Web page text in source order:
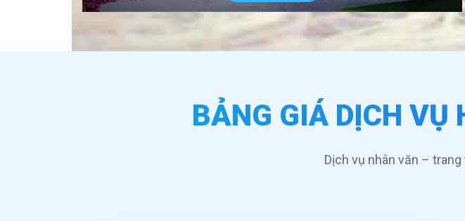
BẢNG GIÁ DỊCH VỤ
Dịch vụ nhân văn –